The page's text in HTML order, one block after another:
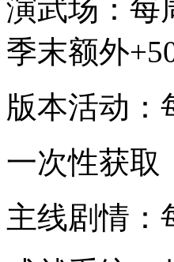
演武场：每
季末额外
版本活动：
一次性获取
主线剧情：